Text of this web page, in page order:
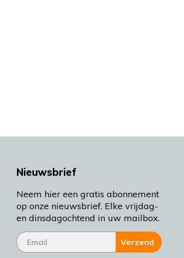
Nieuwsbrief
Neem hier een gratis abonnement
op onze nieuwsbrief. Elke vrijdag-
en dinsdagochtend in uw mailbox.
Verzend